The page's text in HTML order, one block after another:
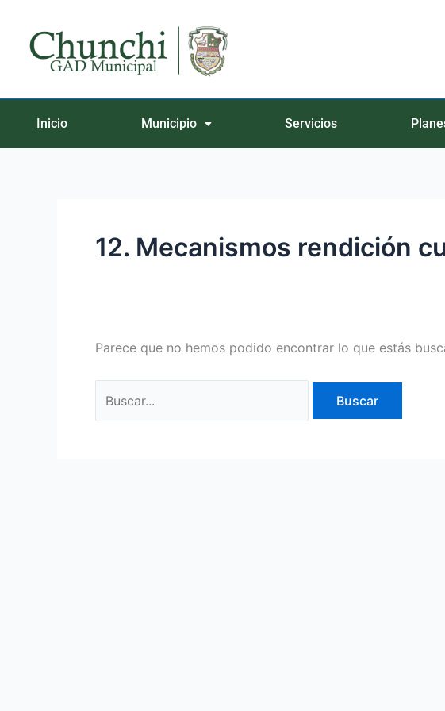
contenido
Inicio Municipio Servicios
12. Mecanismos rendición
Parece que no hemos podido encontrar lo que estás